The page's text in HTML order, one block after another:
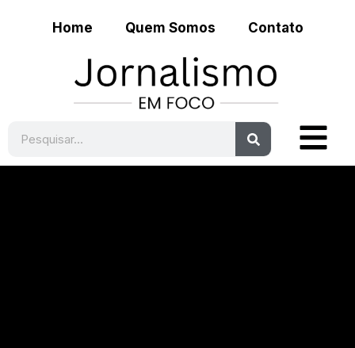
Home Quem Somos Contato